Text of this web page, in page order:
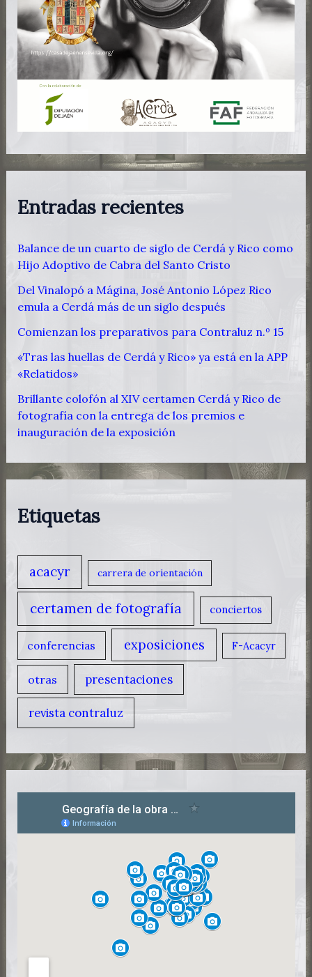
Entradas recientes
Balance de un cuarto de siglo de Cerdá y Rico como
Hijo Adoptivo de Cabra del Santo Cristo
Del Vinalopó a Mágina, José Antonio López Rico
emula a Cerdá más de un siglo después
Comienzan los preparativos para Contraluz n.º 15
«Tras las huellas de Cerdá y Rico» ya está en la APP
«Relatidos»
Brillante colofón al XIV certamen Cerdá y Rico de
fotografía con la entrega de los premios e
inauguración de la exposición
Etiquetas
acacyr carrera de orientación
certamen de fotografía conciertos
conferencias exposiciones F-Acacyr
otras presentaciones
revista contraluz